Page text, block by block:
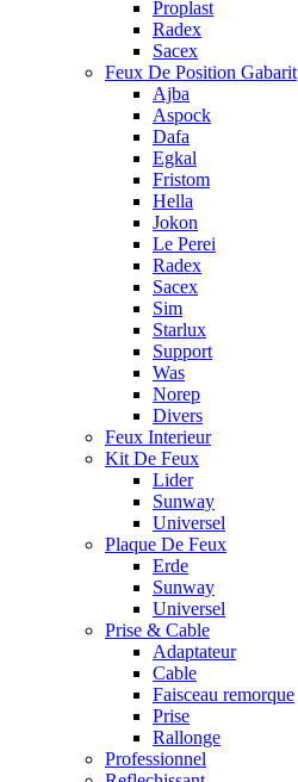
Proplast
Radex
Sacex
Feux De Position Gabarit
Ajba
Aspock
Dafa
Egkal
Fristom
Hella
Jokon
Le Perei
Radex
Sacex
Sim
Starlux
Support
Was
Norep
Divers
Feux Interieur
Kit De Feux
Lider
Sunway
Universel
Plaque De Feux
Erde
Sunway
Universel
Prise & Cable
Adaptateur
Cable
Faisceau remorque
Prise
Rallonge
Professionnel